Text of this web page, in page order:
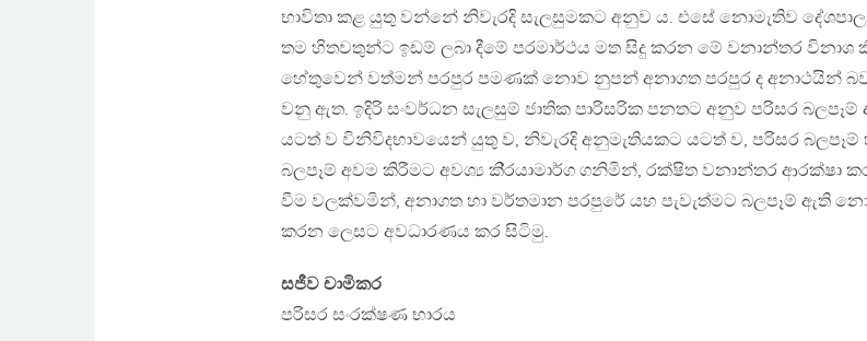
භාවිතා කළ යුතු වන්නේ නිවැරදි සැලසුමකට අනුව ය. එසේ නොමැතිව
තම හිතවතුන්ට ඉඩම් ලබා දීමේ පරමාර්ථය මත සිදු කරන මේ වනාන්තර විනාශ
හේතුවෙන් වත්මන් පරපුර පමණක් නොව නුපන් අනාගත පරපුර ද අනාථයින්
වනු ඇත. ඉදිරි සංවර්ධන සැලසුම් ජාතික පාරිසරික පනතට අනුව පරිසර බලපෑම්
යටත් ව විනිවිදභාවයෙන් යුතු ව, නිවැරදි අනුමැතියකට යටත් ව, පරිසර
බලපෑම් අවම කිරීමට අවශ්‍ය කි‍්‍රයාමාර්ග ගනිමින්, රක්ෂිත වනාන්තර ආරක්ෂා
වීම වලක්වමින්, අනාගත හා වර්තමාන පරපුරේ යහ පැවැත්මට බලපෑම් ඇති
කරන ලෙසට අවධාරණය කර සිටිමු.
සජීව චාමිකර
පරිසර සංරක්ෂණ භාරය